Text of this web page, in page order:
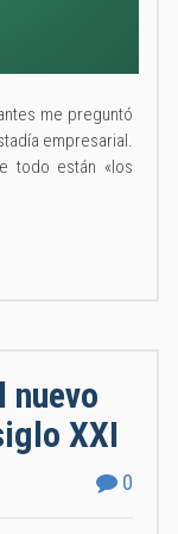
me preguntó
empresarial.
todo están «los
nuevo
XXI
0